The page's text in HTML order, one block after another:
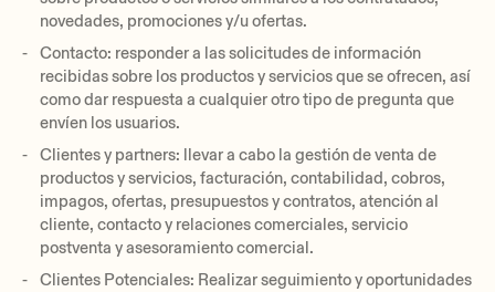
novedades, promociones y/u ofertas.
Contacto: responder a las solicitudes de información
recibidas sobre los productos y servicios que se ofrecen, así
como dar respuesta a cualquier otro tipo de pregunta que
envíen los usuarios.
Clientes y partners: llevar a cabo la gestión de venta de
productos y servicios, facturación, contabilidad, cobros,
impagos, ofertas, presupuestos y contratos, atención al
cliente, contacto y relaciones comerciales, servicio
postventa y asesoramiento comercial.
Clientes Potenciales: Realizar seguimiento y oportunidades